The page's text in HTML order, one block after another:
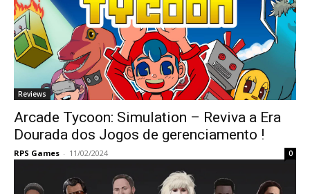
Reviews
Arcade Tycoon: Simulation – Reviva a Era
Dourada dos Jogos de gerenciamento !
RPS Games - 11/02/2024 0